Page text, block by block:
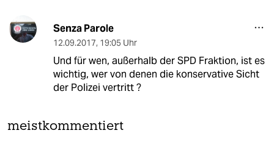
Senza Parole
12.09.2017, 19:05 Uhr
Und für wen, außerhalb der SPD Fraktion, ist es
wichtig, wer von denen die konservative Sicht
der Polizei vertritt ?
meistkommentiert